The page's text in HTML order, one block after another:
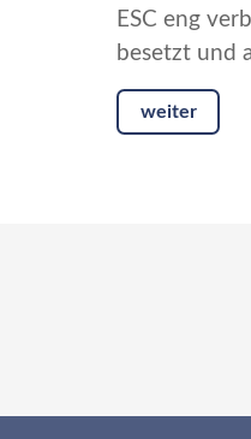
ESC eng
besetzt und
weiter